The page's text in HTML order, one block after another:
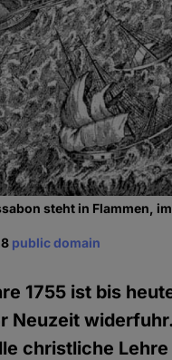
steht in Flammen,
public domain
1755 ist bis
Neuzeit
christliche